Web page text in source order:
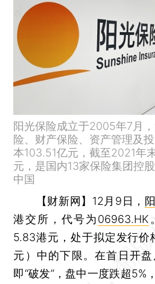
阳光保险成立于2005年7月
险、财产保险、资产管理及
本103.51亿元，截至2021年
元，是国内13家保险集团控
中国
【财新网】 12月9日，
港交所，代号为06963.HK
5.83港元，处于拟定发行
元）中的下限。在首日开
即“破发”，盘中一度跌超5%